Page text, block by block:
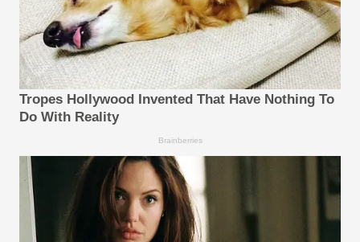
Tropes Hollywood Invented That Have Nothing To
Do With Reality
Brainberries